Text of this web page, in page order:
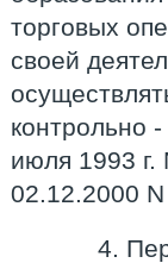
торговых
своей
контрольно
июля 1993 г.
02.12.2000
4.